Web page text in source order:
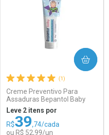
(1)
Creme Preventivo Para
Assaduras Bepantol Baby
Toy Story Personagens
Sortidos 120g
Leve 2 itens por
R$39,74/cada
ou R$ 52,99/un
COMPRAR